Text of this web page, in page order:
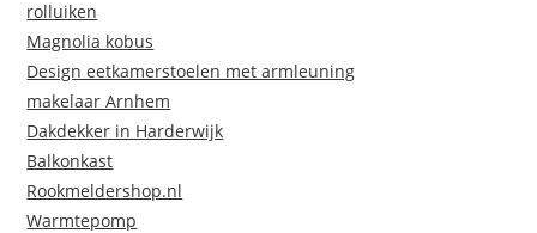
rolluiken
Magnolia kobus
Design eetkamerstoelen met armleuning
makelaar Arnhem
Dakdekker in Harderwijk
Balkonkast
Rookmeldershop.nl
Warmtepomp